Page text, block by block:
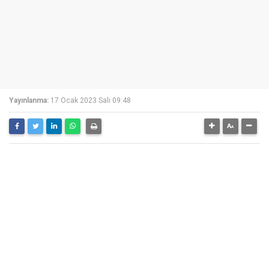
Yayınlanma: 17 Ocak 2023 Salı 09:48